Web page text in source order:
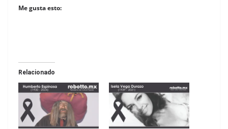
Me gusta esto:
Relacionado